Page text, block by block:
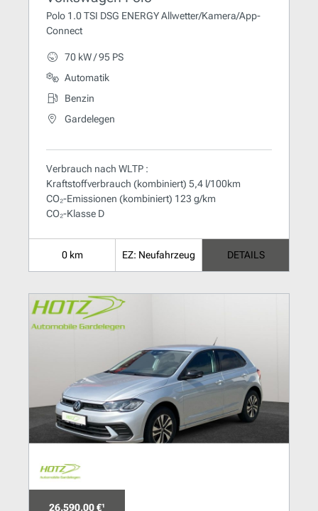
Polo 1.0 TSI DSG ENERGY Allwetter/Kamera/App-
Connect
70 kW / 95 PS
Automatik
Benzin
Gardelegen
Verbrauch nach WLTP :
Kraftstoffverbrauch (kombiniert) 5,4 l/100km
CO₂-Emissionen (kombiniert) 123 g/km
CO₂-Klasse D
0 km EZ: Neufahrzeug DETAILS
26.590,00 €¹